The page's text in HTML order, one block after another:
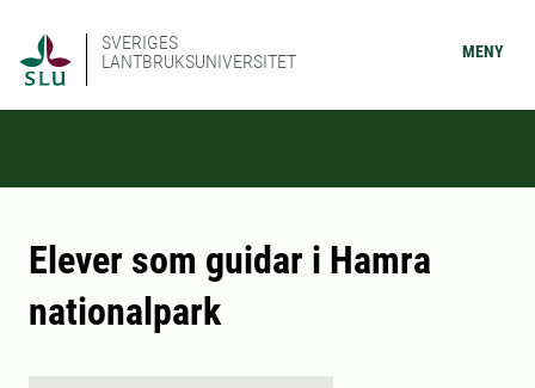
SVERIGES
LANTBRUKSUNIVERSITET
MENY
Elever som guidar i Hamra
nationalpark